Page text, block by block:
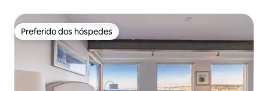
Preferido dos hóspedes
Preferido dos hóspedes